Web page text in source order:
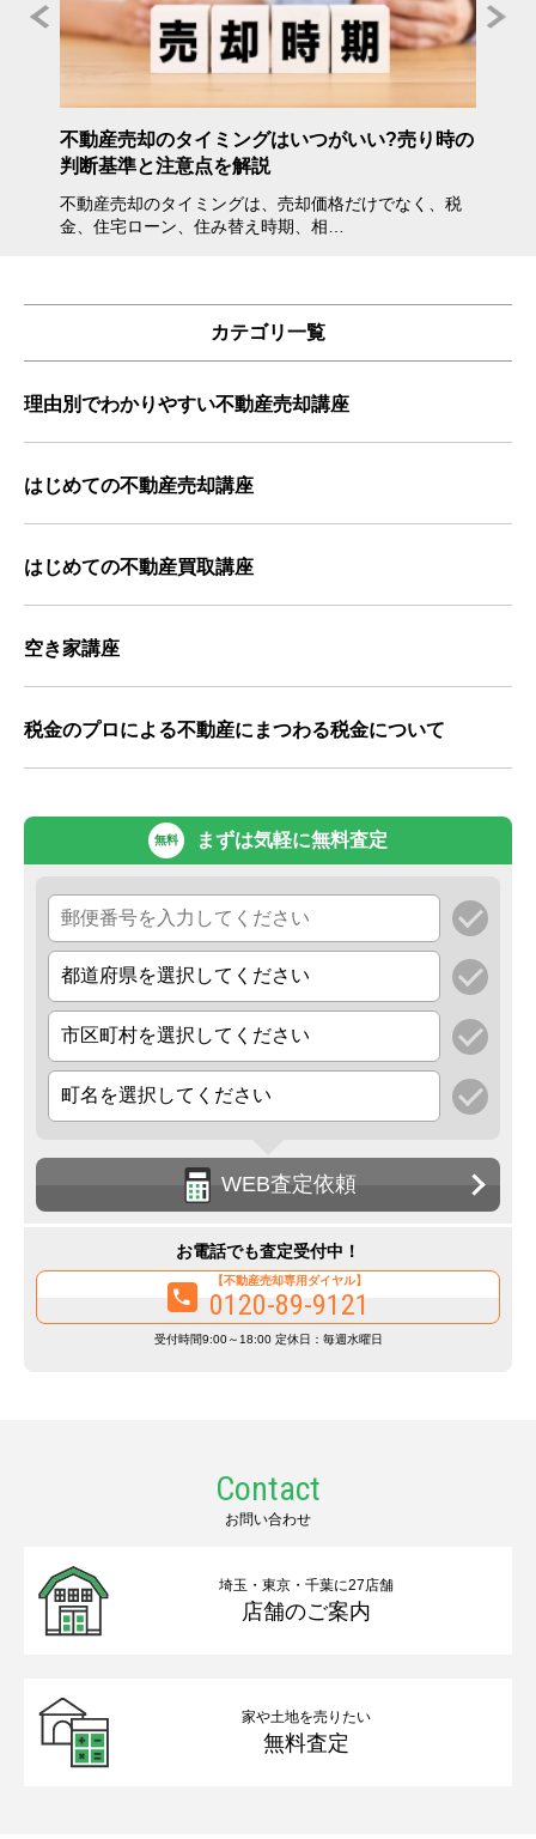
不動産売却のタイミングはいつがいい?売り時の
判断基準と注意点を解説
不動産売却のタイミングは、売却価格だけでなく、税
金、住宅ローン、住み替え時期、相…
カテゴリ一覧
理由別でわかりやすい不動産売却講座
はじめての不動産売却講座
はじめての不動産買取講座
空き家講座
税金のプロによる不動産にまつわる税金について
無料 まずは気軽に無料査定
WEB査定依頼
お電話でも査定受付中！
【不動産売却専用ダイヤル】
0120-89-9121
受付時間9:00～18:00 定休日：毎週水曜日
Contact
お問い合わせ
埼玉・東京・千葉に27店舗
店舗のご案内
家や土地を売りたい
無料査定